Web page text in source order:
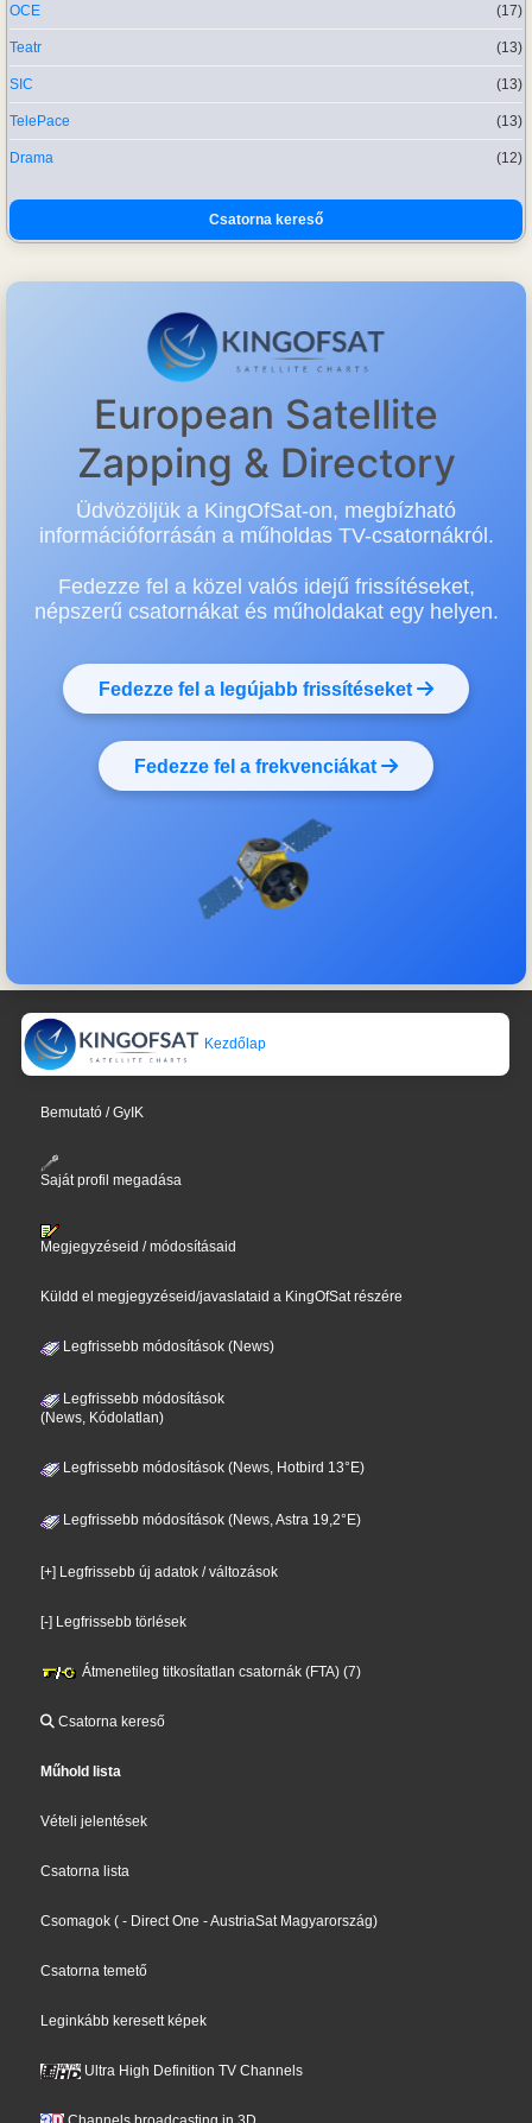
OCE (17)
Teatr (13)
SIC (13)
TelePace (13)
Drama (12)
Csatorna kereső
European Satellite
Zapping & Directory
Üdvözöljük a KingOfSat-on, megbízható
információforrásán a műholdas TV-csatornákról.
Fedezze fel a közel valós idejű frissítéseket,
népszerű csatornákat és műholdakat egy helyen.
Fedezze fel a legújabb frissítéseket
Fedezze fel a frekvenciákat
Kezdőlap
Bemutató / GyIK
Saját profil megadása
Megjegyzéseid / módosításaid
Küldd el megjegyzéseid/javaslataid a KingOfSat részére
Legfrissebb módosítások (News)
Legfrissebb módosítások
(News, Kódolatlan)
Legfrissebb módosítások (News, Hotbird 13°E)
Legfrissebb módosítások (News, Astra 19,2°E)
[+] Legfrissebb új adatok / változások
[-] Legfrissebb törlések
Átmenetileg titkosítatlan csatornák (FTA) (7)
Csatorna kereső
Műhold lista
Vételi jelentések
Csatorna lista
Csomagok (- Direct One - AustriaSat Magyarország)
Csatorna temető
Leginkább keresett képek
Ultra High Definition TV Channels